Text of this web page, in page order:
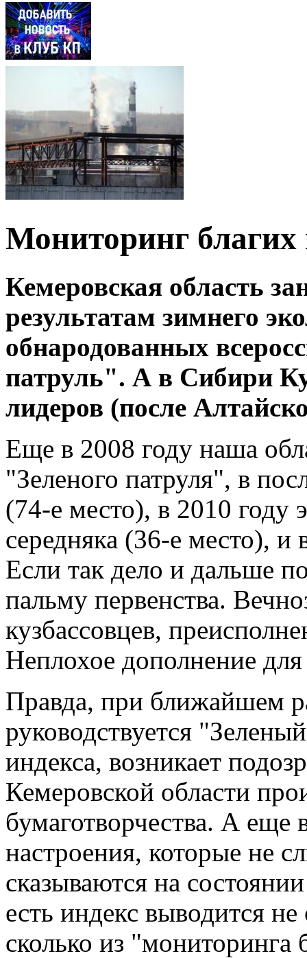
Мониторинг благих
Кемеровская область
результатам зимнего
обнародованных
патруль". А в Сибири
лидеров (после
Еще в 2008 году наша
"Зеленого патруля", в
(74-е место), в 2010 году
середняка (36-е место), и
Если так дело и дальше
пальму первенства.
кузбассовцев,
Неплохое дополнение
Правда, при ближайшем
руководствуется
индекса, возникает
Кемеровской области
бумаготворчества. А еще
настроения, которые не
сказываются на
есть индекс выводится
сколько из "мониторинга